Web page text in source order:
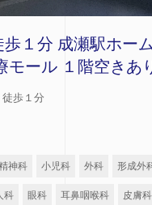
歩１分 成瀬駅ホー
モール １階空きあ
徒歩１分
精神科 小児科 外科 形成外
科 眼科 耳鼻咽喉科 皮膚科